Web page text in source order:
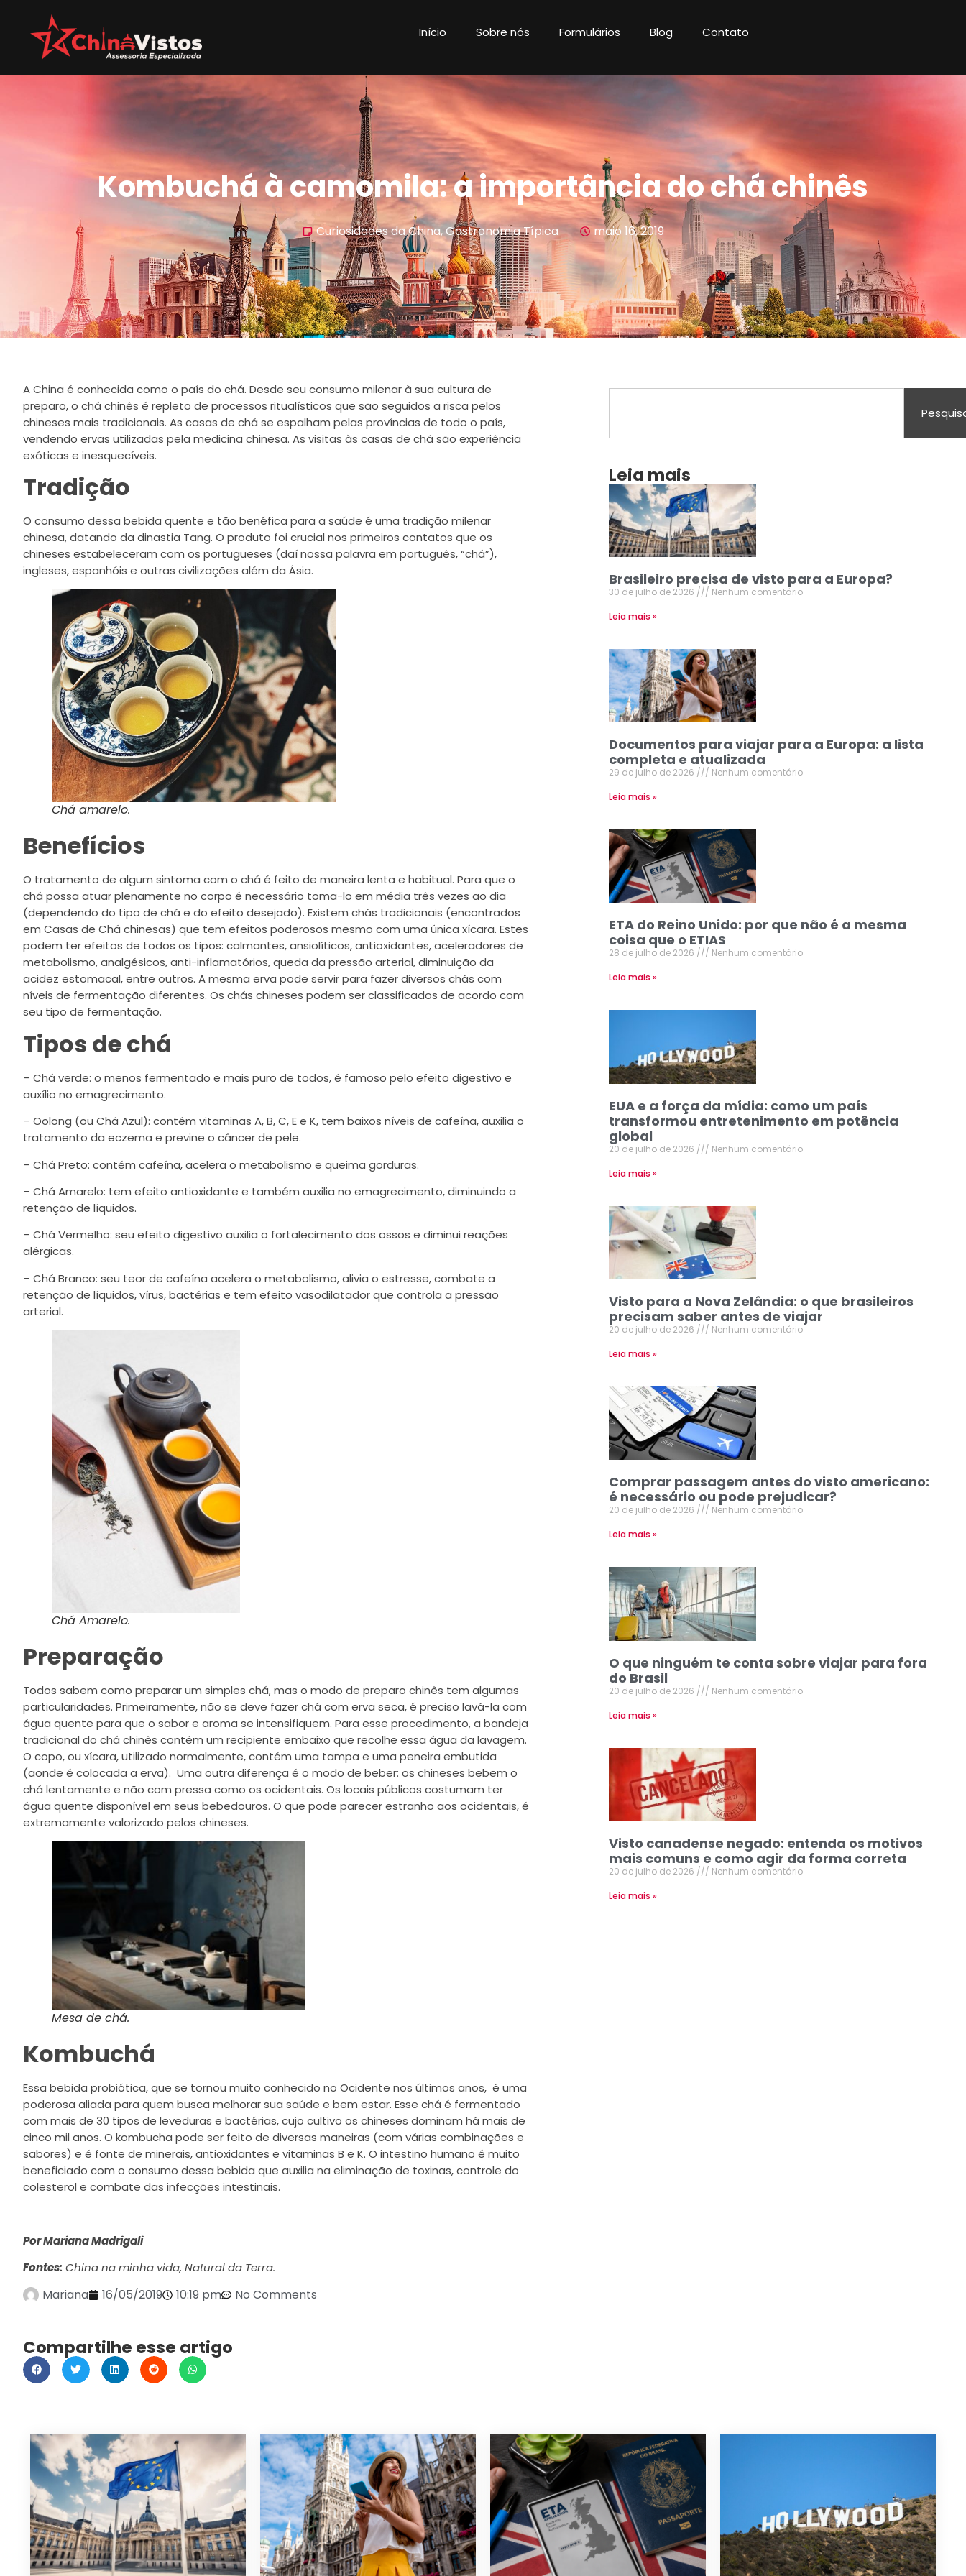
Início Sobre nós Formulários Blog Contato
Kombuchá à camomila: a importância do chá chinês
Curiosidades da China,Gastronomia Típica maio 16, 2019
Leia mais
Brasileiro precisa de visto para a Europa?
30 de julho de 2026
Nenhum comentário
Leia mais »
Documentos para viajar para a Europa: a lista
completa e atualizada
29 de julho de 2026
Nenhum comentário
Leia mais »
ETA do Reino Unido: por que não é a mesma
coisa que o ETIAS
28 de julho de 2026
Nenhum comentário
Leia mais »
EUA e a força da mídia: como um país
transformou entretenimento em potência
global
20 de julho de 2026
Nenhum comentário
Leia mais »
Visto para a Nova Zelândia: o que brasileiros
precisam saber antes de viajar
20 de julho de 2026
Nenhum comentário
Leia mais »
Comprar passagem antes do visto americano:
é necessário ou pode prejudicar?
20 de julho de 2026
Nenhum comentário
Leia mais »
O que ninguém te conta sobre viajar para fora
do Brasil
20 de julho de 2026
Nenhum comentário
Leia mais »
Visto canadense negado: entenda os motivos
mais comuns e como agir da forma correta
20 de julho de 2026
Nenhum comentário
Leia mais »
A China é conhecida como o país do chá. Desde seu consumo milenar à sua cultura de
preparo, o chá chinês é repleto de processos ritualísticos que são seguidos a risca pelos
chineses mais tradicionais. As casas de chá se espalham pelas províncias de todo o país,
vendendo ervas utilizadas pela medicina chinesa. As visitas às casas de chá são experiência
exóticas e inesquecíveis.
Tradição
O consumo dessa bebida quente e tão benéfica para a saúde é uma tradição milenar
chinesa, datando da dinastia Tang. O produto foi crucial nos primeiros contatos que os
chineses estabeleceram com os portugueses (daí nossa palavra em português, “chá”),
ingleses, espanhóis e outras civilizações além da Ásia.
Chá amarelo.
Benefícios
O tratamento de algum sintoma com o chá é feito de maneira lenta e habitual. Para que o
chá possa atuar plenamente no corpo é necessário toma-lo em média três vezes ao dia
(dependendo do tipo de chá e do efeito desejado). Existem chás tradicionais (encontrados
em Casas de Chá chinesas) que tem efeitos poderosos mesmo com uma única xícara. Estes
podem ter efeitos de todos os tipos: calmantes, ansiolíticos, antioxidantes, aceleradores de
metabolismo, analgésicos, anti-inflamatórios, queda da pressão arterial, diminuição da
acidez estomacal, entre outros. A mesma erva pode servir para fazer diversos chás com
níveis de fermentação diferentes. Os chás chineses podem ser classificados de acordo com
seu tipo de fermentação.
Tipos de chá
– Chá verde: o menos fermentado e mais puro de todos, é famoso pelo efeito digestivo e
auxílio no emagrecimento.
– Oolong (ou Chá Azul): contém vitaminas A, B, C, E e K, tem baixos níveis de cafeína, auxilia o
tratamento da eczema e previne o câncer de pele.
– Chá Preto: contém cafeína, acelera o metabolismo e queima gorduras.
– Chá Amarelo: tem efeito antioxidante e também auxilia no emagrecimento, diminuindo a
retenção de líquidos.
– Chá Vermelho: seu efeito digestivo auxilia o fortalecimento dos ossos e diminui reações
alérgicas.
– Chá Branco: seu teor de cafeína acelera o metabolismo, alivia o estresse, combate a
retenção de líquidos, vírus, bactérias e tem efeito vasodilatador que controla a pressão
arterial.
Chá Amarelo.
Preparação
Todos sabem como preparar um simples chá, mas o modo de preparo chinês tem algumas
particularidades. Primeiramente, não se deve fazer chá com erva seca, é preciso lavá-la com
água quente para que o sabor e aroma se intensifiquem. Para esse procedimento, a bandeja
tradicional do chá chinês contém um recipiente embaixo que recolhe essa água da lavagem.
O copo, ou xícara, utilizado normalmente, contém uma tampa e uma peneira embutida
(aonde é colocada a erva). Uma outra diferença é o modo de beber: os chineses bebem o
chá lentamente e não com pressa como os ocidentais. Os locais públicos costumam ter
água quente disponível em seus bebedouros. O que pode parecer estranho aos ocidentais, é
extremamente valorizado pelos chineses.
Mesa de chá.
Kombuchá
Essa bebida probiótica, que se tornou muito conhecido no Ocidente nos últimos anos, é uma
poderosa aliada para quem busca melhorar sua saúde e bem estar. Esse chá é fermentado
com mais de 30 tipos de leveduras e bactérias, cujo cultivo os chineses dominam há mais de
cinco mil anos. O kombucha pode ser feito de diversas maneiras (com várias combinações e
sabores) e é fonte de minerais, antioxidantes e vitaminas B e K. O intestino humano é muito
beneficiado com o consumo dessa bebida que auxilia na eliminação de toxinas, controle do
colesterol e combate das infecções intestinais.
Por Mariana Madrigali
Fontes: China na minha vida, Natural da Terra.
Mariana 16/05/2019 10:19 pm No Comments
Compartilhe esse artigo